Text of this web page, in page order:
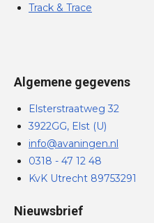
Track & Trace
Algemene gegevens
Elsterstraatweg 32
3922GG, Elst (U)
info@avaningen.nl
0318 - 47 12 48
KvK Utrecht 89753291
Nieuwsbrief